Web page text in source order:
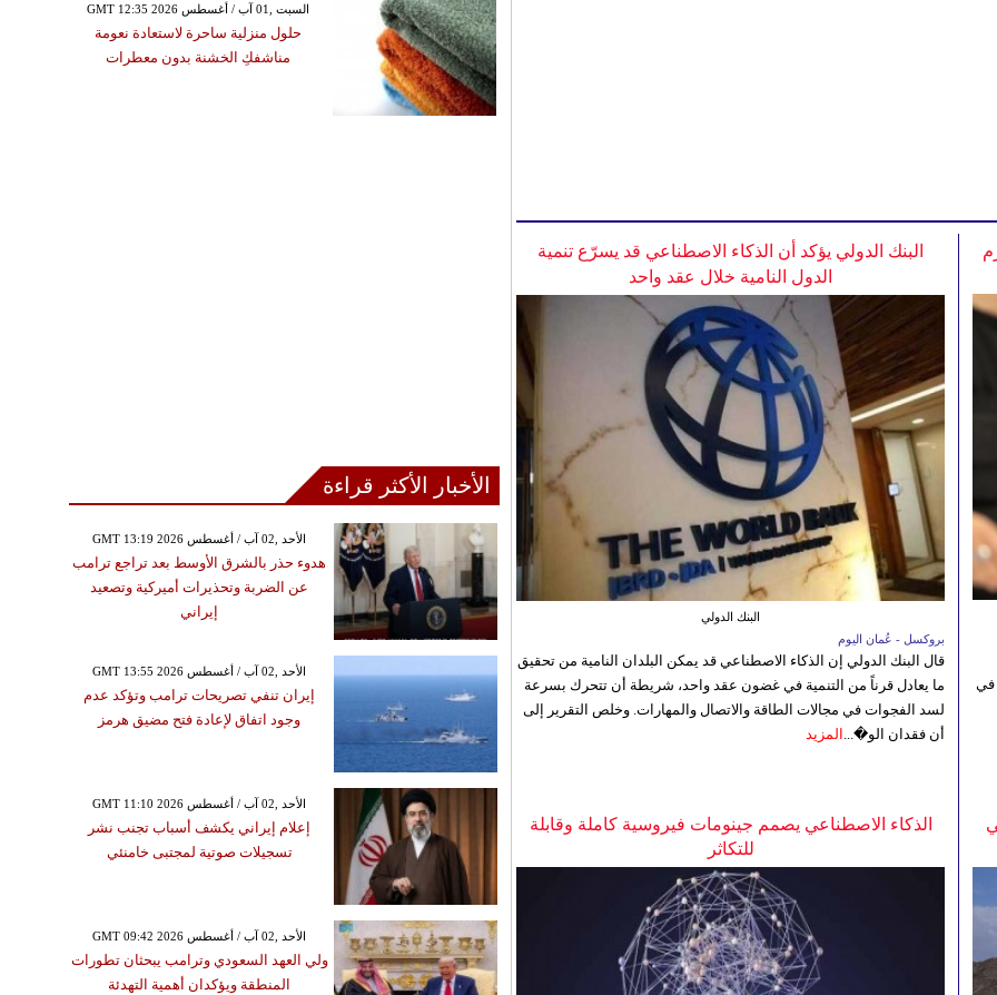
البنك الدولي يؤكد أن الذكاء الاصطناعي قد يسرّع تنمية
الدول النامية خلال عقد واحد
البنك الدولي
بروكسل - عُمان اليوم
قال البنك الدولي إن الذكاء الاصطناعي قد يمكن البلدان النامية من تحقيق
ما يعادل قرناً من التنمية في غضون عقد واحد، شريطة أن تتحرك بسرعة
لسد الفجوات في مجالات الطاقة والاتصال والمهارات. وخلص التقرير إلى
أن فقدان الو�... المزيد
في
الذكاء الاصطناعي يصمم جينومات فيروسية كاملة وقابلة
للتكاثر
GMT 12:35 2026 السبت ,01 آب / أغسطس
حلول منزلية ساحرة لاستعادة نعومة
مناشفكِ الخشنة بدون معطرات
الأخبار الأكثر قراءة
GMT 13:19 2026 الأحد ,02 آب / أغسطس
هدوء حذر بالشرق الأوسط بعد تراجع ترامب
عن الضربة وتحذيرات أميركية وتصعيد
إيراني
GMT 13:55 2026 الأحد ,02 آب / أغسطس
إيران تنفي تصريحات ترامب وتؤكد عدم
وجود اتفاق لإعادة فتح مضيق هرمز
GMT 11:10 2026 الأحد ,02 آب / أغسطس
إعلام إيراني يكشف أسباب تجنب نشر
تسجيلات صوتية لمجتبى خامنئي
GMT 09:42 2026 الأحد ,02 آب / أغسطس
ولي العهد السعودي وترامب يبحثان تطورات
المنطقة ويؤكدان أهمية التهدئة